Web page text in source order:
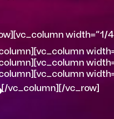
width=“1/
[/vc_column][/vc_row]